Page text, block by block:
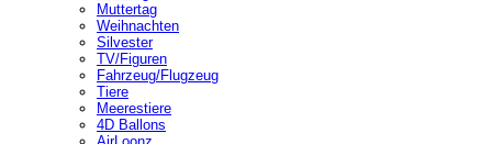
Muttertag
Weihnachten
Silvester
TV/Figuren
Fahrzeug/Flugzeug
Tiere
Meerestiere
4D Ballons